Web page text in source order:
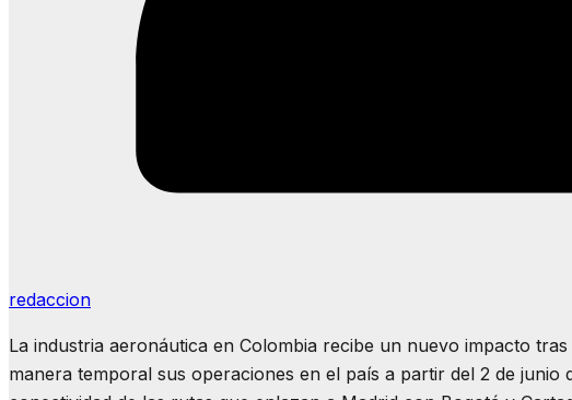
redaccion
La industria aeronáutica en Colombia recibe un nuevo impacto
manera temporal sus operaciones en el país a partir del 2 de junio